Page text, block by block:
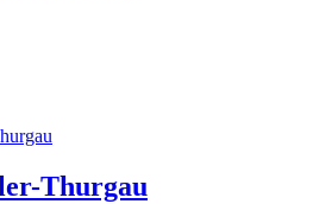
Thurgau